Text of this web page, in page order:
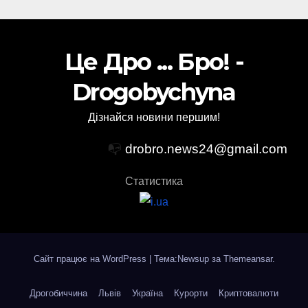
Це Дро ... Бро! -
Drogobychyna
Дізнайся новини першим!
📭 drobro.news24@gmail.com
Статистика
Сайт працює на WordPress Тема:Newsup за Themeansar.
Дрогобиччина Львів Україна Курорти Криптовалюти